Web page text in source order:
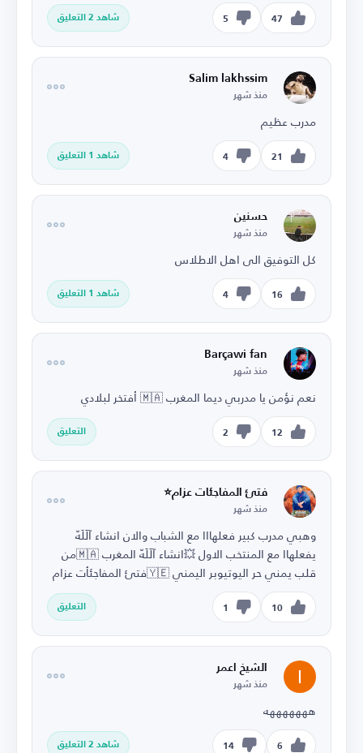
47
5 شاهد 2 التعليق
Salim lakhssim
منذ شهر
مدرب عظيم
21
4 شاهد 1 التعليق
حسنين
منذ شهر
كل التوفيق الى اهل الاطلاس
16
4 شاهد 1 التعليق
Barçawi fan
منذ شهر
نعم نؤمن يا مدربي ديما المغرب 🇲🇦 أفتخر لبلادي
12
2 التعليق
فتئ المفاجئات عزام⭐
منذ شهر
وهبي مدرب كبير فعلهااا مع الشباب والان انشاء آلَلَهّ
يفعلهاا مع المنتخب الاول 💥انشاء آلَلَهّ المغرب 🇲🇦من
قلب يمني حر اليوتيوبر اليمني 🇾🇪فتئ المفاجئأت عزام
10
1 التعليق
الشيخ اعمر
منذ شهر
هههههههه
6
14 شاهد 2 التعليق